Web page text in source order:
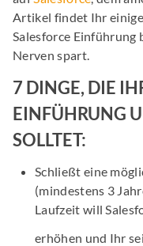
Artikel findet Ihr
Salesforce Einführung
Nerven spart.
7 DINGE, DIE
EINFÜHRUNG
SOLLTET:
Schließt eine
(mindestens 3
Laufzeit will
erhöhen und Ihr